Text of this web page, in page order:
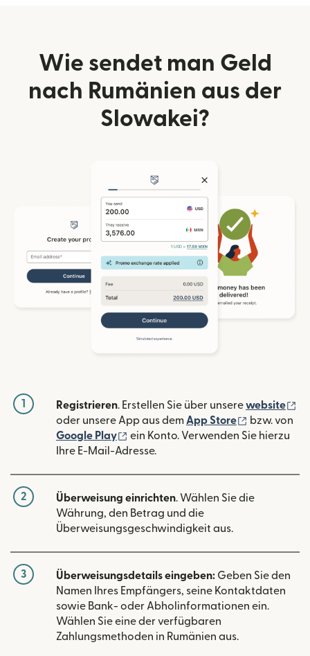
Wie sendet man Geld
nach Rumänien aus der
Slowakei?
1 Registrieren. Erstellen Sie über unserewebsite
oder unsere App aus demApp Store (wird in
bzw. von
Google Play
(wird in einem neuen Fenster
ein Konto. Verwenden Sie hierzu
Ihre E-Mail-Adresse.
2 Überweisung einrichten. Wählen Sie die
Währung, den Betrag und die
Überweisungsgeschwindigkeit aus.
3 Überweisungsdetails eingeben: Geben Sie den
Namen Ihres Empfängers, seine Kontaktdaten
sowie Bank- oder Abholinformationen ein.
Wählen Sie eine der verfügbaren
Zahlungsmethoden in Rumänien aus.